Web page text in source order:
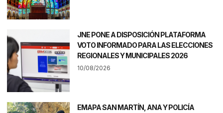
JNE PONE A DISPOSICIÓN PLATAFORMA
VOTO INFORMADO PARA LAS ELECCIONES
REGIONALES Y MUNICIPALES 2026
10/08/2026
EMAPA SAN MARTÍN, ANA Y POLICÍA